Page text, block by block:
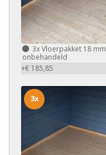
3xVloerpakket 18 mm
onbehandeld
+€ 185,85
3x